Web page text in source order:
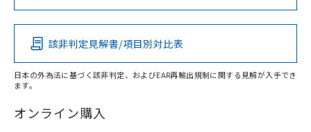
Pb Hg Cd Cr(VI)
O
在庫等で未対応品が混在する可能性があります。
この製品の規格認証/適合状況ページへ
その他の認証はこちらのページからご検索ください
該非判定見解書/項目別対比表
日本の外為法に基づく該非判定、およびEAR再輸出規制に関する見解が入手でき
ます。
オンライン購入